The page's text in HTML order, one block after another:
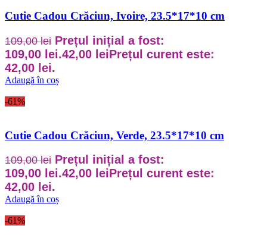
Cutie Cadou Crăciun, Ivoire, 23.5*17*10 cm
109,00lei Prețul inițial a fost:
109,00 lei.42,00 leiPrețul curent este:
42,00 lei.
Adaugă în coș
-61%
Cutie Cadou Crăciun, Verde, 23.5*17*10 cm
109,00lei Prețul inițial a fost:
109,00 lei.42,00 leiPrețul curent este:
42,00 lei.
Adaugă în coș
-61%